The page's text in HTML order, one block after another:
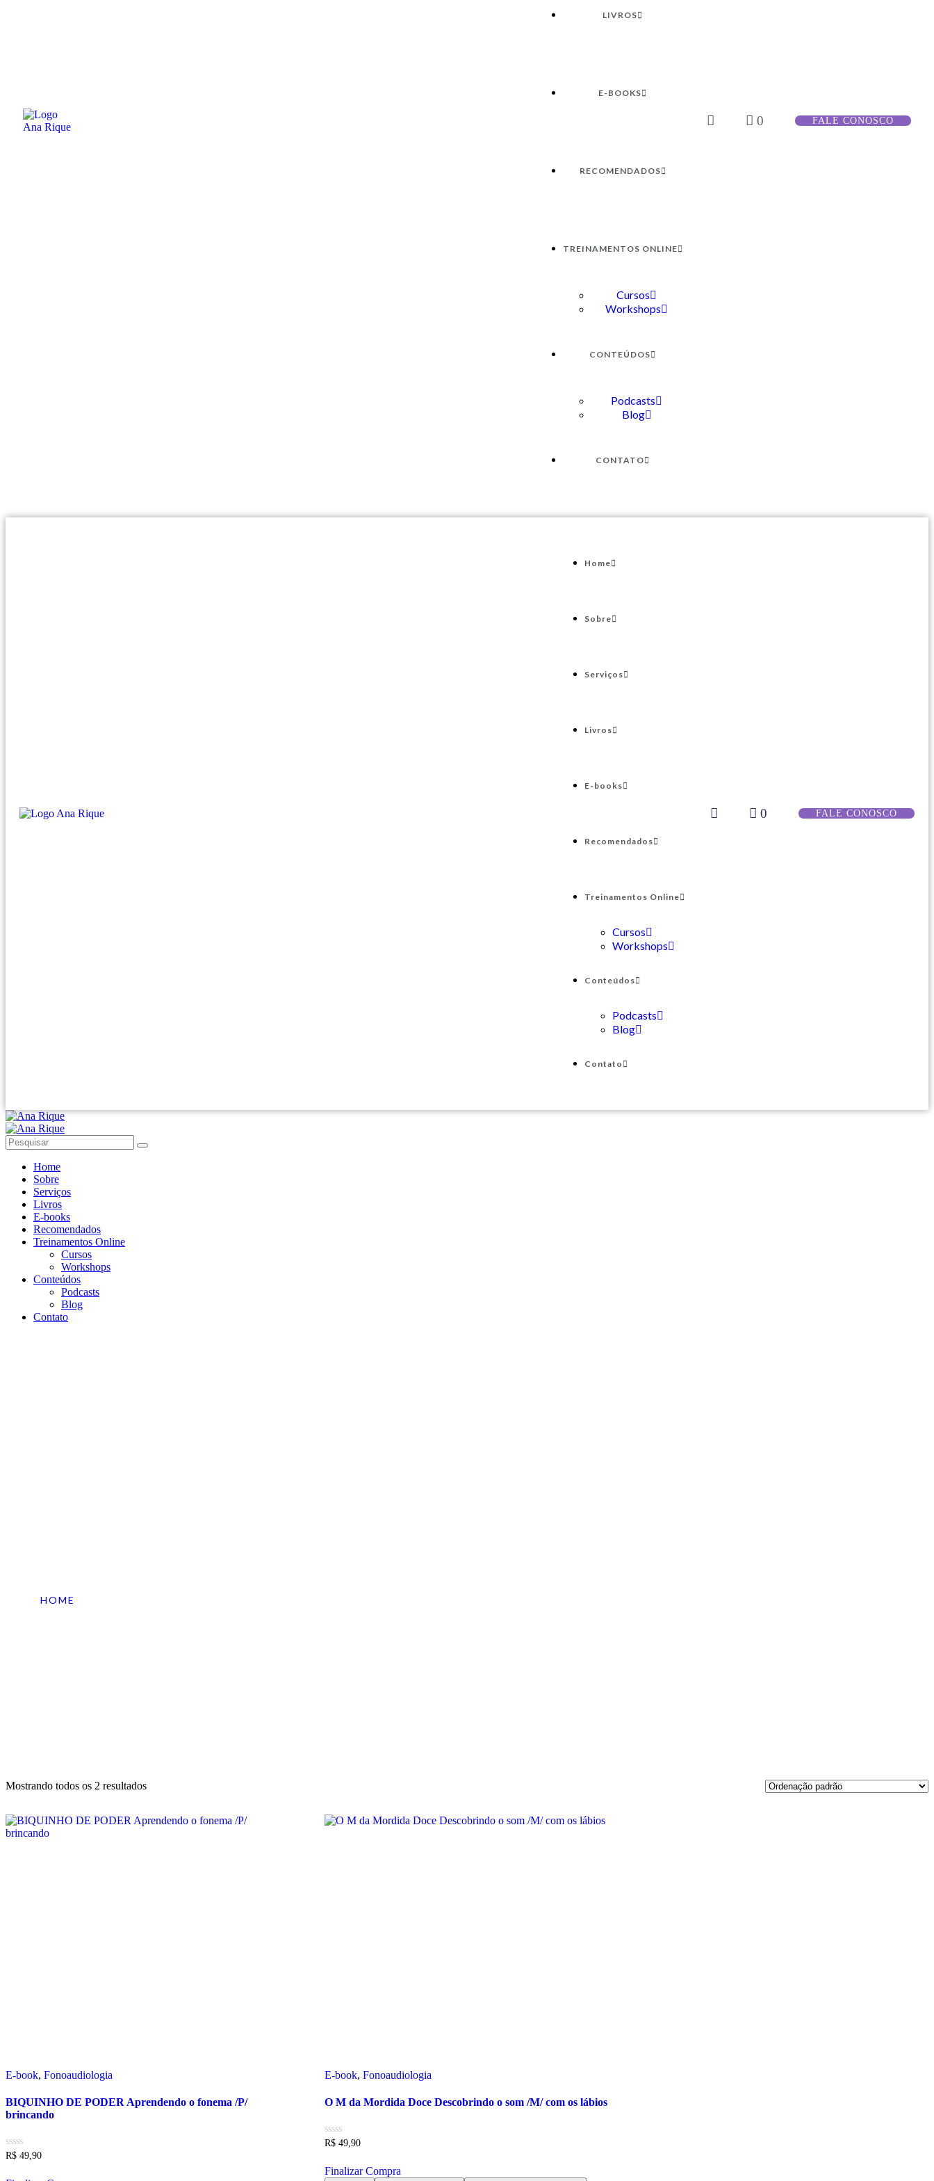
LIVROS
E-BOOKS
RECOMENDADOS
TREINAMENTOS ONLINE
Cursos
Workshops
CONTEÚDOS
Podcasts
Blog
CONTATO
0 FALE CONOSCO
Home
Sobre
Serviços
Livros
E-books
Recomendados
Treinamentos Online
Cursos
Workshops
Conteúdos
Podcasts
Blog
Contato
0 FALE CONOSCO
Home
Sobre
Serviços
Livros
E-books
Recomendados
Treinamentos Online
Cursos
Workshops
Conteúdos
Podcasts
Blog
Contato
HOME
Mostrando todos os 2 resultados
E-book, Fonoaudiologia
BIQUINHO DE PODER Aprendendo o fonema /P/
brincando
R$ 49,90
E-book, Fonoaudiologia
O M da Mordida Doce Descobrindo o som /M/ com os lábios
R$49,90
Finalizar Compra